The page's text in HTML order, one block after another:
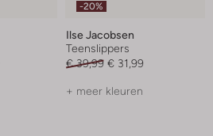
-20%
Ilse Jacobsen
Teenslippers
€ 39,99 € 31,99
+ meer kleuren